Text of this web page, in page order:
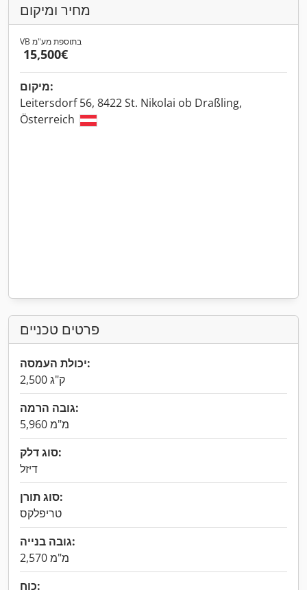
מחיר ומיקום
VB בתוספת מע"מ
‏15,500 ‏€
מיקום:
Leitersdorf 56, 8422 St. Nikolai ob Draßling,
Österreich
פרטים טכניים
יכולת העמסה:
2,500 ק"ג
גובה הרמה:
5,960 מ"מ
סוג דלק:
דיזל
סוג תורן:
טריפלקס
גובה בנייה:
2,570 מ"מ
כוח: